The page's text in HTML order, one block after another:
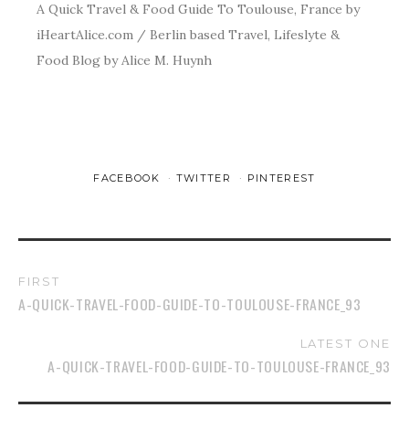
A Quick Travel & Food Guide To Toulouse, France by
iHeartAlice.com / Berlin based Travel, Lifeslyte &
Food Blog by Alice M. Huynh
FACEBOOK TWITTER PINTEREST
FIRST
A-QUICK-TRAVEL-FOOD-GUIDE-TO-TOULOUSE-FRANCE_93
LATEST ONE
A-QUICK-TRAVEL-FOOD-GUIDE-TO-TOULOUSE-FRANCE_93